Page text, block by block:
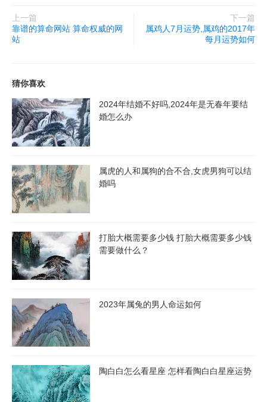
比较好的算命先生的优势
市场需求；并且具有更强的市场意识和敏锐度，可以更好地把握市
场趋势，及时调整服务策略，提高自己的竞争力。
上一篇
靠谱的算命网站 算命权威的网
站
下一篇
属鸡人7月运势,属鸡的2017年
每月运势如何
猜你喜欢
2024年结婚不好吗,2024年是无春年要结
婚怎么办
属虎的人和属狗的合不合,女虎男狗可以结
婚吗
打胎大概需要多少钱 打胎大概需要多少钱
需要做什么？
2023年属兔的男人命运如何
陶白白怎么看星座 怎样看陶白白星座运势